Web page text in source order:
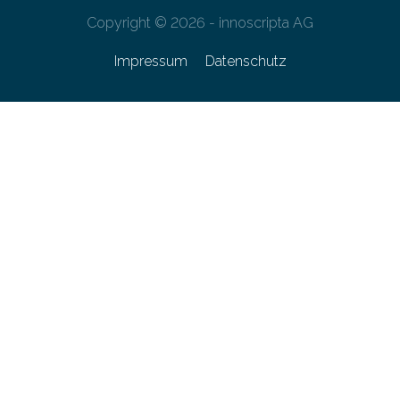
Copyright © 2026 - innoscripta AG
Impressum Datenschutz